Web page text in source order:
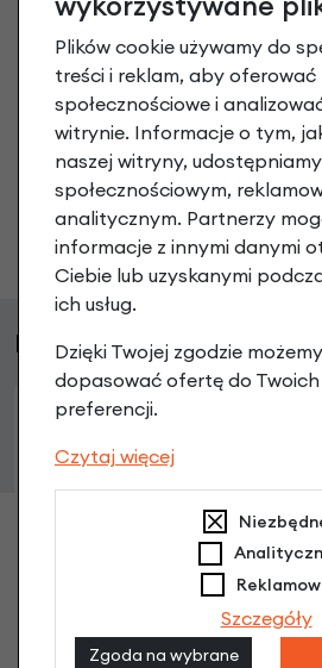
Klienci zadali
produkt
Nikt wcześniej niemiał pytań do
co chcesz
Zadaj pytanie
Podobne produkty
Uniwersalny uchwyt
2,90 zł
Plików cookie używamy do
treści i reklam, aby oferować
społecznościowe i
witrynie. Informacje o tym,
naszej witryny,
społecznościowym,
analitycznym. Partnerzy
informacje z innymi danymi
Ciebie lub uzyskanymi
ich usług.
Dzięki Twojej zgodzie
dopasować ofertę do
preferencji.
Czytaj więcej
Szczegóły
Zgoda na wybrane